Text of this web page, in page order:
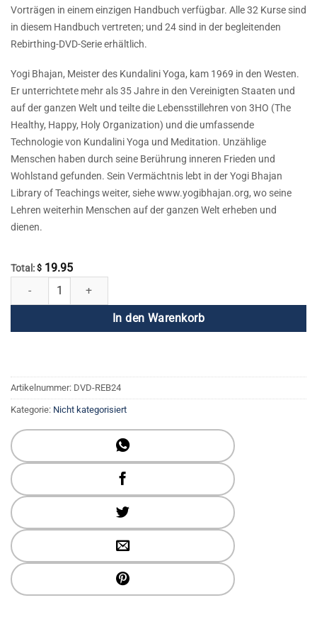
Vorträgen in einem einzigen Handbuch verfügbar. Alle 32 Kurse sind
in diesem Handbuch vertreten; und 24 sind in der begleitenden
Rebirthing-DVD-Serie erhältlich.
Yogi Bhajan, Meister des Kundalini Yoga, kam 1969 in den Westen.
Er unterrichtete mehr als 35 Jahre in den Vereinigten Staaten und
auf der ganzen Welt und teilte die Lebensstillehren von 3HO (The
Healthy, Happy, Holy Organization) und die umfassende
Technologie von Kundalini Yoga und Meditation. Unzählige
Menschen haben durch seine Berührung inneren Frieden und
Wohlstand gefunden. Sein Vermächtnis lebt in der Yogi Bhajan
Library of Teachings weiter, siehe www.yogibhajan.org, wo seine
Lehren weiterhin Menschen auf der ganzen Welt erheben und
dienen.
Total: $ 19.95
Rebirthing DVD 24 - Lassen Sie Ihren persönlichen Schmerz fallen
In den Warenkorb
Artikelnummer: DVD-REB24
Kategorie: Nicht kategorisiert